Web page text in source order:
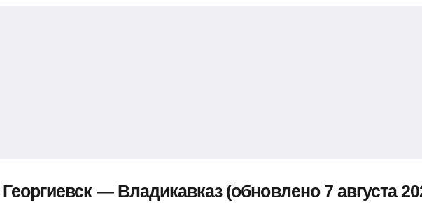
— Владикавказ (обновлено 7 августа